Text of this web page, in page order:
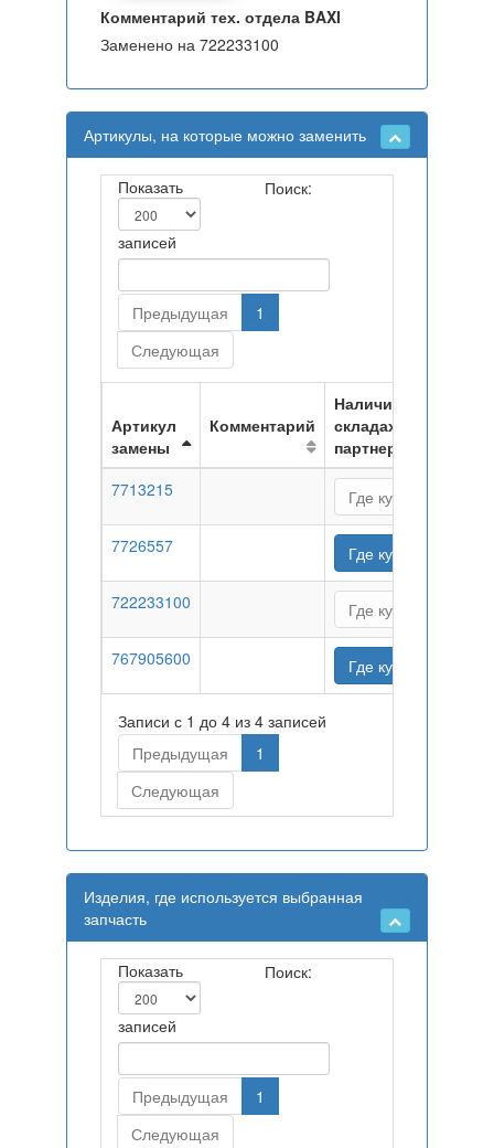
Комментарий тех. отдела BAXI
Заменено на 722233100
Артикулы, на которые можно заменить
Показать
записей
Поиск:
Предыдущая
1
Следующая
Артикул
замены
Комментарий
Наличие на
складах
партнеров
7713215
Где купить
7726557 Где купить
722233100 Где купить
767905600 Где купить
Записи с 1 до 4 из 4 записей
Предыдущая
1
Следующая
Изделия, где используется выбранная
запчасть
Показать
записей
Поиск:
Предыдущая
1
Следующая